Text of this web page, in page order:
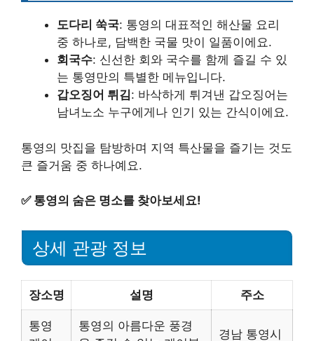
도다리 쑥국: 통영의 대표적인 해산물 요리
중 하나로, 담백한 국물 맛이 일품이에요.
회국수: 신선한 회와 국수를 함께 즐길 수 있
는 통영만의 특별한 메뉴입니다.
갑오징어 튀김: 바삭하게 튀겨낸 갑오징어는
남녀노소 누구에게나 인기 있는 간식이에요.
통영의 맛집을 탐방하며 지역 특산물을 즐기는 것도
큰 즐거움 중 하나예요.
✅ 통영의 숨은 명소를 찾아보세요!
상세 관광 정보
장소명 설명 주소
통영
통영의 아름다운 풍경
경남 통영시